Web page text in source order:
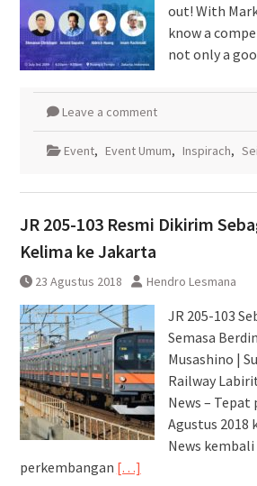
out! With
know a
not only a
Leave a comment
Event, Event Umum, Inspirach,
JR 205-103 Resmi Dikirim
Kelima ke Jakarta
23 Agustus 2018 Hendro Lesmana
JR 205-103
Semasa
Musashino |
Railway
News – Tepat
Agustus 2018
News
perkembangan […]